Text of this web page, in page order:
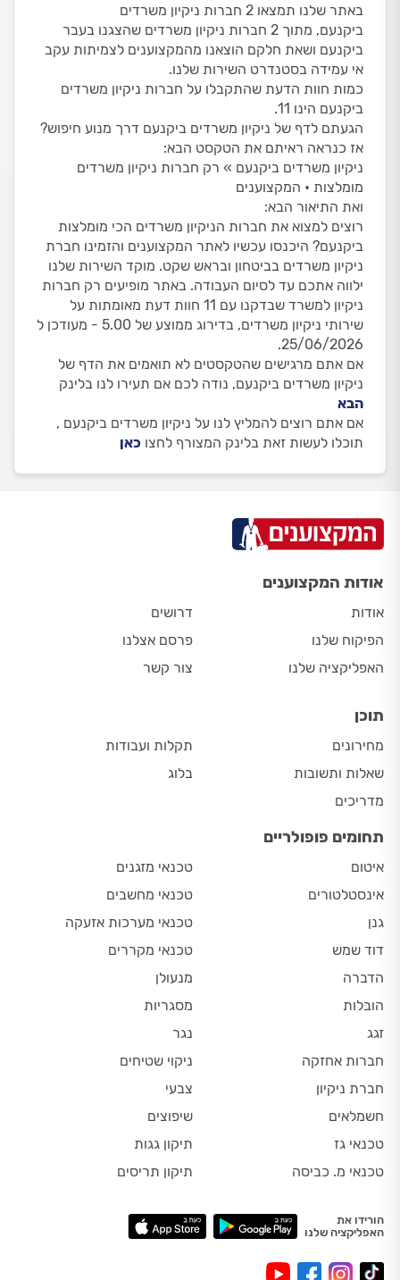
באתר שלנו תמצאו 2 חברות ניקיון משרדים
ביקנעם, מתוך 2 חברות ניקיון משרדים שהצגנו בעבר
ביקנעם ושאת חלקם הוצאנו מהמקצוענים לצמיתות עקב
אי עמידה בסטנדרט השירות שלנו.
כמות חוות הדעת שהתקבלו על חברות ניקיון משרדים
ביקנעם הינו 11.
הגעתם לדף של ניקיון משרדים ביקנעם דרך מנוע חיפוש?
אז כנראה ראיתם את הטקסט הבא:
ניקיון משרדים ביקנעם » רק חברות ניקיון משרדים
מומלצות • המקצוענים
ואת התיאור הבא:
רוצים למצוא את חברות הניקיון משרדים הכי מומלצות
ביקנעם? היכנסו עכשיו לאתר המקצוענים והזמינו חברת
ניקיון משרדים בביטחון ובראש שקט. מוקד השירות שלנו
ילווה אתכם עד לסיום העבודה. באתר מופיעים רק חברות
ניקיון למשרד שבדקנו עם 11 חוות דעת מאומתות על
שירותי ניקיון משרדים, בדירוג ממוצע של 5.00 - מעודכן ל
25/06/2026.
אם אתם מרגישים שהטקסטים לא תואמים את הדף של
ניקיון משרדים ביקנעם, נודה לכם אם תעירו לנו בלינק
הבא
אם אתם רוצים להמליץ לנו על ניקיון משרדים ביקנעם ,
תוכלו לעשות זאת בלינק המצורף לחצו כאן
אודות המקצוענים
אודות
הפיקוח שלנו
האפליקציה שלנו
דרושים
פרסם אצלנו
צור קשר
תוכן
מחירונים
שאלות ותשובות
מדריכים
תקלות ועבודות
בלוג
תחומים פופולריים
איטום
אינסטלטורים
גנן
דוד שמש
הדברה
הובלות
זגג
חברות אחזקה
חברת ניקיון
חשמלאים
טכנאי גז
טכנאי מ. כביסה
טכנאי מזגנים
טכנאי מחשבים
טכנאי מערכות אזעקה
טכנאי מקררים
מנעולן
מסגריות
נגר
ניקוי שטיחים
צבעי
שיפוצים
תיקון גגות
תיקון תריסים
הורידו את
האפליקציה שלנו